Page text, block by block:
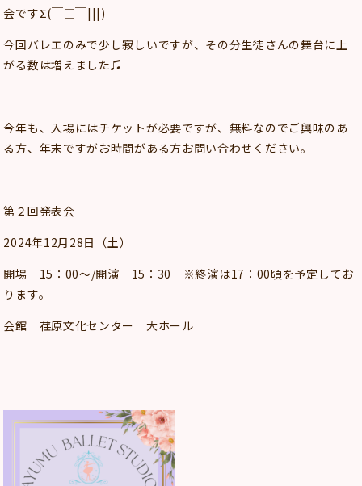
会ですΣ(￣□￣|||)
今回バレエのみで少し寂しいですが、その分生徒さんの舞台に上
がる数は増えました♫
今年も、入場にはチケットが必要ですが、無料なのでご興味のあ
る方、年末ですがお時間がある方お問い合わせください。
第２回発表会
2024年12月28日（土）
開場 15：00～/開演 15：30 ※終演は17：00頃を予定してお
ります。
会館 荏原文化センター 大ホール